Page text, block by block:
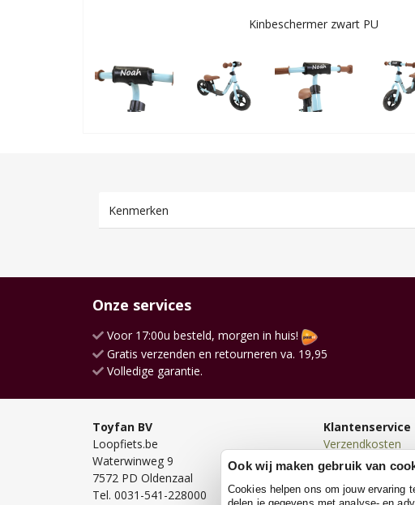
Kinbeschermer zwart PU
Kenmerken
Onze services
Voor 17:00u besteld, morgen in huis!
Gratis verzenden en retourneren va. 19,95
Volledige garantie.
Toyfan BV
Loopfiets.be
Waterwinweg 9
7572 PD Oldenzaal
Tel. 0031-541-228000
Klantenservice
Verzendkosten
Bezorgen
Betalen
Ook wij maken gebruik van
Cookies helpen ons om jouw ervaring